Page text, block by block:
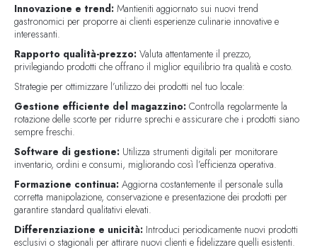
Innovazione e trend: Mantieniti aggiornato sui nuovi trend
gastronomici per proporre ai clienti esperienze culinarie innovative e
interessanti.
Rapporto qualità-prezzo: Valuta attentamente il prezzo,
privilegiando prodotti che offrano il miglior equilibrio tra qualità e costo.
Strategie per ottimizzare l’utilizzo dei prodotti nel tuo locale:
Gestione efficiente del magazzino: Controlla regolarmente la
rotazione delle scorte per ridurre sprechi e assicurare che i prodotti siano
sempre freschi.
Software di gestione: Utilizza strumenti digitali per monitorare
inventario, ordini e consumi, migliorando così l’efficienza operativa.
Formazione continua: Aggiorna costantemente il personale sulla
corretta manipolazione, conservazione e presentazione dei prodotti per
garantire standard qualitativi elevati.
Differenziazione e unicità: Introduci periodicamente nuovi prodotti
esclusivi o stagionali per attirare nuovi clienti e fidelizzare quelli esistenti.